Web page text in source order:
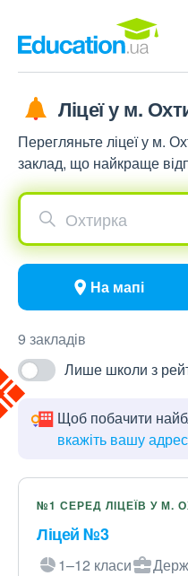
Ліцеї у м.
Перегляньте ліцеї у м.
заклад, що найкраще
Охтирка
На мапі
9 закладів
Лише школи з
Щоб побачити
вкажіть вашу
№1 СЕРЕД ЛІЦЕЇВ У М.
Ліцей №3
1–12 класи